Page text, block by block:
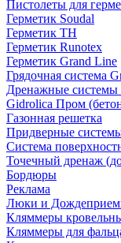
Пистолеты для
Герметик Soudal
Герметик ТН
Герметик Runotex
Герметик Grand Line
Грядочная система
Дренажные системы
Gidrolica Пром
Газонная решетка
Придверные
Система
Точечный дренаж
Бордюры
Рекламa
Люки и
Кляммеры
Кляммеры для